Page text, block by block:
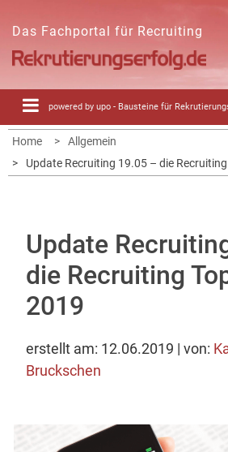
content
Das Fachportal für Recruiting
powered by upo - Bausteine für
Home
Allgemein
Update Recruiting 19.05 – die
Update
die Recruiting
2019
erstellt am: 12.06.2019 | von:
Bruckschen